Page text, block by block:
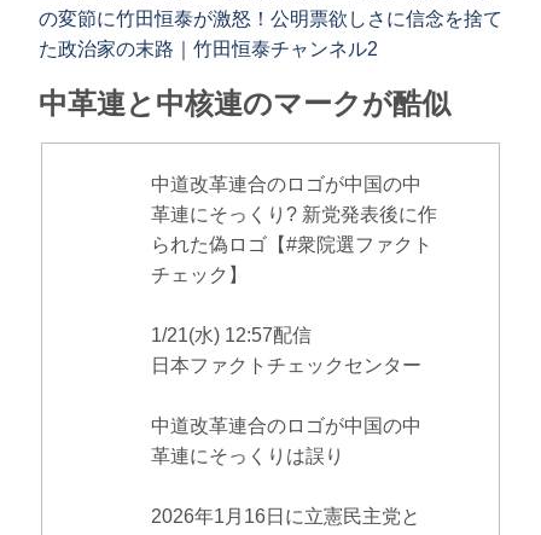
の変節に竹田恒泰が激怒！公明票欲しさに信念を捨て
た政治家の末路｜竹田恒泰チャンネル2
中革連と中核連のマークが酷似
中道改革連合のロゴが中国の中
革連にそっくり? 新党発表後に作
られた偽ロゴ【#衆院選ファクト
チェック】
1/21(水) 12:57配信
日本ファクトチェックセンター
中道改革連合のロゴが中国の中
革連にそっくりは誤り
2026年1月16日に立憲民主党と